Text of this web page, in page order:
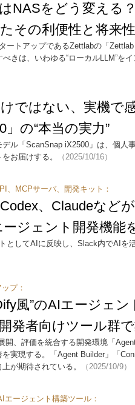
NASをどう変える
その利便性と将来性
ートアップであるZettlabの「
きは、いわゆる“ローカルLLM”を
ではない、実機で
」の“本当の実力”
ル「ScanSnap iX2500」は、個人
お届けする。
（2025/10/16）
、MCPサーバ、開発キット：
Codex、Claudeな
ージェント開発機能
としてAIに反映し、Slack内でAIを
プ：
風”のAIエージェ
発者向けツール群
開、評価を統合する開発環境「
実現する。「Agent Builder」「
が期待されている。
（2025/10/9）
エージェント構築ツール：